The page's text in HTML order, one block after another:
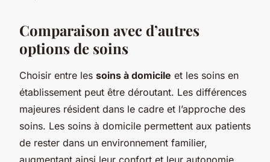
Comparaison avec d’autres
options de soins
Choisir entre les soins à domicile et les soins en
établissement peut être déroutant. Les différences
majeures résident dans le cadre et l’approche des
soins. Les soins à domicile permettent aux patients
de rester dans un environnement familier,
augmentant ainsi leur confort et leur autonomie.